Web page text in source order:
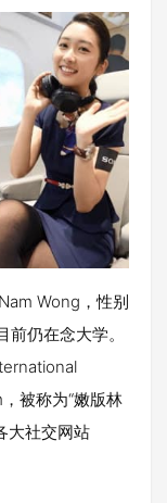
Wong，性别
仍在念大学。
被称为“嫩版林
大社交网站